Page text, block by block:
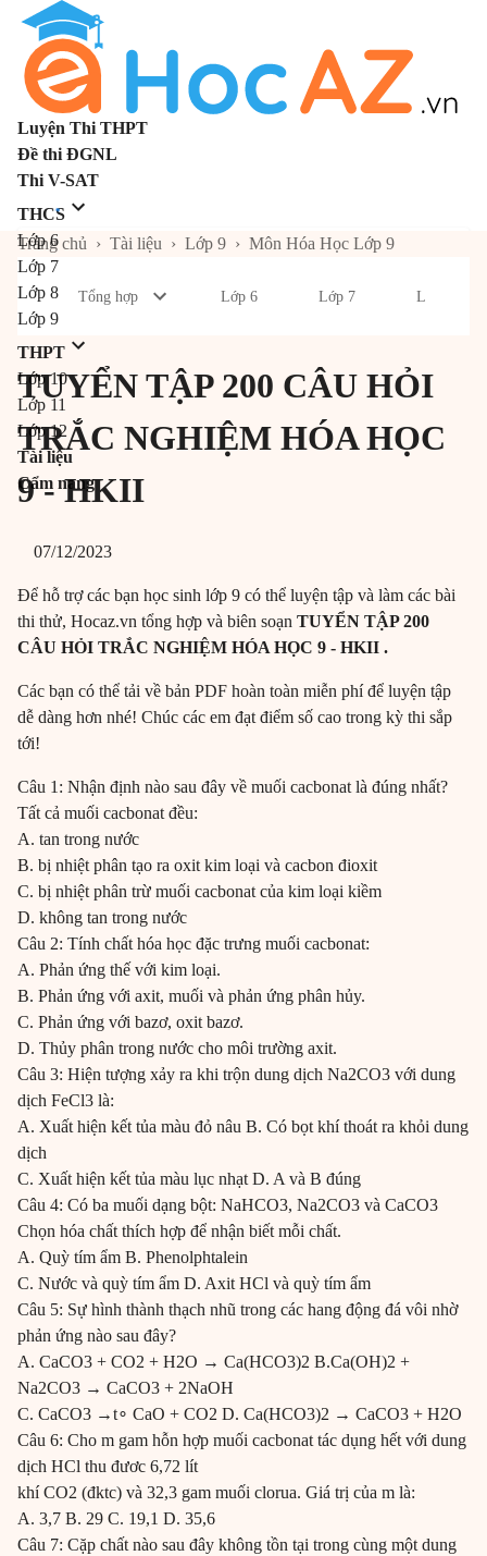
Luyện Thi THPT
Đề thi ĐGNL
Thi V-SAT
THCS
Lớp 6
Lớp 7
Lớp 8
Lớp 9
THPT
Lớp 10
Lớp 11
Lớp 12
Tài liệu
Cẩm nang
Trang chủ › Tài liệu › Lớp 9 › Môn Hóa Học Lớp 9
Tổng hợp Lớp 6 Lớp 7 Lớp 8
TUYỂN TẬP 200 CÂU HỎI
TRẮC NGHIỆM HÓA HỌC
9 - HKII
07/12/2023
Để hỗ trợ các bạn học sinh lớp 9 có thể luyện tập và làm các bài
thi thử, Hocaz.vn tổng hợp và biên soạn TUYỂN TẬP 200
CÂU HỎI TRẮC NGHIỆM HÓA HỌC 9 - HKII .
Các bạn có thể tải về bản PDF hoàn toàn miễn phí để luyện tập
dễ dàng hơn nhé! Chúc các em đạt điểm số cao trong kỳ thi sắp
tới!
Câu 1: Nhận định nào sau đây về muối cacbonat là đúng nhất?
Tất cả muối cacbonat đều:
A. tan trong nước
B. bị nhiệt phân tạo ra oxit kim loại và cacbon đioxit
C. bị nhiệt phân trừ muối cacbonat của kim loại kiềm
D. không tan trong nước
Câu 2: Tính chất hóa học đặc trưng muối cacbonat:
A. Phản ứng thế với kim loại.
B. Phản ứng với axit, muối và phản ứng phân hủy.
C. Phản ứng với bazơ, oxit bazơ.
D. Thủy phân trong nước cho môi trường axit.
Câu 3: Hiện tượng xảy ra khi trộn dung dịch Na2CO3 với dung
dịch FeCl3 là:
A. Xuất hiện kết tủa màu đỏ nâu B. Có bọt khí thoát ra khỏi dung
dịch
C. Xuất hiện kết tủa màu lục nhạt D. A và B đúng
Câu 4: Có ba muối dạng bột: NaHCO3, Na2CO3 và CaCO3
Chọn hóa chất thích hợp để nhận biết mỗi chất.
A. Quỳ tím ẩm B. Phenolphtalein
C. Nước và quỳ tím ẩm D. Axit HCl và quỳ tím ẩm
Câu 5: Sự hình thành thạch nhũ trong các hang động đá vôi nhờ
phản ứng nào sau đây?
A. CaCO3 + CO2 + H2O → Ca(HCO3)2 B.Ca(OH)2 +
Na2CO3 → CaCO3 + 2NaOH
C. CaCO3 →t∘ CaO + CO2 D. Ca(HCO3)2 → CaCO3 + H2O
Câu 6: Cho m gam hỗn hợp muối cacbonat tác dụng hết với dung
dịch HCl thu đươc 6,72 lít
khí CO2 (đktc) và 32,3 gam muối clorua. Giá trị của m là:
A. 3,7 B. 29 C. 19,1 D. 35,6
Câu 7: Cặp chất nào sau đây không tồn tại trong cùng một dung